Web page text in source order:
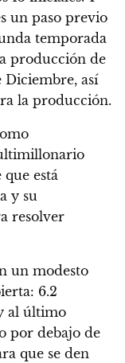
un paso previo
temporada
producción de
Diciembre, así
la producción.
está
y su
resolver
un modesto
6.2
al último
por debajo de
que se den